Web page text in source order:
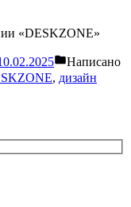
«DESKZONE»
Написано
, дизайн